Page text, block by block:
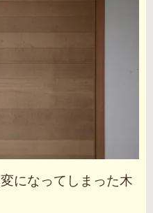
になってしまった木